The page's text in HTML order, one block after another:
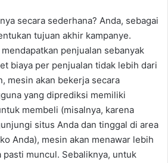
secara sederhana? Anda, sebagai
tujuan akhir kampanye.
penjualan sebanyak
biaya per penjualan tidak lebih dari
mesin akan bekerja secara
yang diprediksi memiliki
membeli (misalnya, karena
situs Anda dan tinggal di area
Anda), mesin akan menawar lebih
muncul. Sebaliknya, untuk